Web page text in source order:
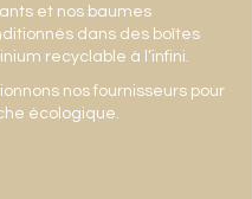
et nos baumes
dans des boîtes
recyclable à l’infini.
nos fournisseurs pour
écologique.